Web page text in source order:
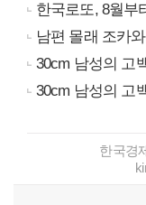
한국로또, 8월부
남편 몰래 조카
30cm 남성의 고
30cm 남성의 고
한국경